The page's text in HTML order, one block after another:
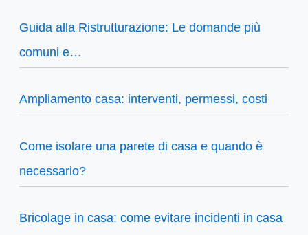
Guida alla Ristrutturazione: Le domande più
comuni e…
Ampliamento casa: interventi, permessi, costi
Come isolare una parete di casa e quando è
necessario?
Bricolage in casa: come evitare incidenti in casa